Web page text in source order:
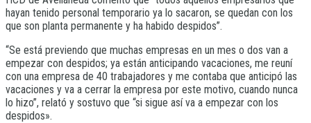
hayan tenido personal temporario ya lo sacaron, se quedan con los
que son planta permanente y ha habido despidos”.
“Se está previendo que muchas empresas en un mes o dos van a
empezar con despidos; ya están anticipando vacaciones, me reuní
con una empresa de 40 trabajadores y me contaba que anticipó las
vacaciones y va a cerrar la empresa por este motivo, cuando nunca
lo hizo”, relató y sostuvo que “si sigue así va a empezar con los
despidos».